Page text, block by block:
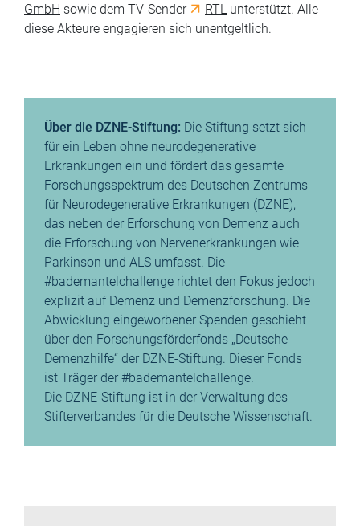
GmbH sowie dem TV-Sender RTL unterstützt. Alle
diese Akteure engagieren sich unentgeltlich.
Über die DZNE-Stiftung: Die Stiftung setzt sich
für ein Leben ohne neurodegenerative
Erkrankungen ein und fördert das gesamte
Forschungsspektrum des Deutschen Zentrums
für Neurodegenerative Erkrankungen (DZNE),
das neben der Erforschung von Demenz auch
die Erforschung von Nervenerkrankungen wie
Parkinson und ALS umfasst. Die
#bademantelchallenge richtet den Fokus jedoch
explizit auf Demenz und Demenzforschung. Die
Abwicklung eingeworbener Spenden geschieht
über den Forschungsförderfonds „Deutsche
Demenzhilfe“ der DZNE-Stiftung. Dieser Fonds
ist Träger der #bademantelchallenge.
Die DZNE-Stiftung ist in der Verwaltung des
Stifterverbandes für die Deutsche Wissenschaft.